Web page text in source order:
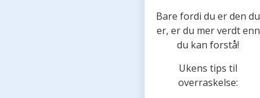
Bare fordi du er den du
er, er du mer verdt enn
du kan forstå!
Ukens tips til
overraskelse: